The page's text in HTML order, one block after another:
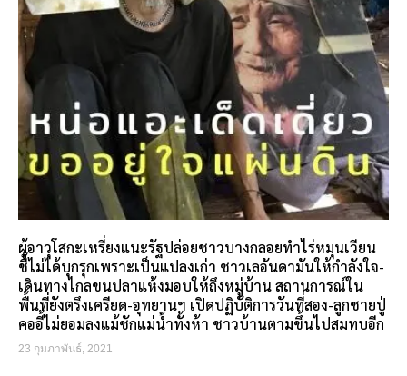
ผู้อาวุโสกะเหรี่ยงแนะรัฐปล่อยชาวบางกลอยทำไร่หมุนเวียน
ชี้ไม่ได้บุกรุกเพราะเป็นแปลงเก่า ชาวเลอันดามันให้กำลังใจ-
เดินทางไกลขนปลาแห้งมอบให้ถึงหมู่บ้าน สถานการณ์ใน
พื้นที่ยังตรึงเครียด-อุทยานฯ เปิดปฏิบัติการวันที่สอง-ลูกชายปู่
คออี้ไม่ยอมลงแม้ชักแม่น้ำทั้งห้า ชาวบ้านตามขึ้นไปสมทบอีก
23 กุมภาพันธ์, 2021